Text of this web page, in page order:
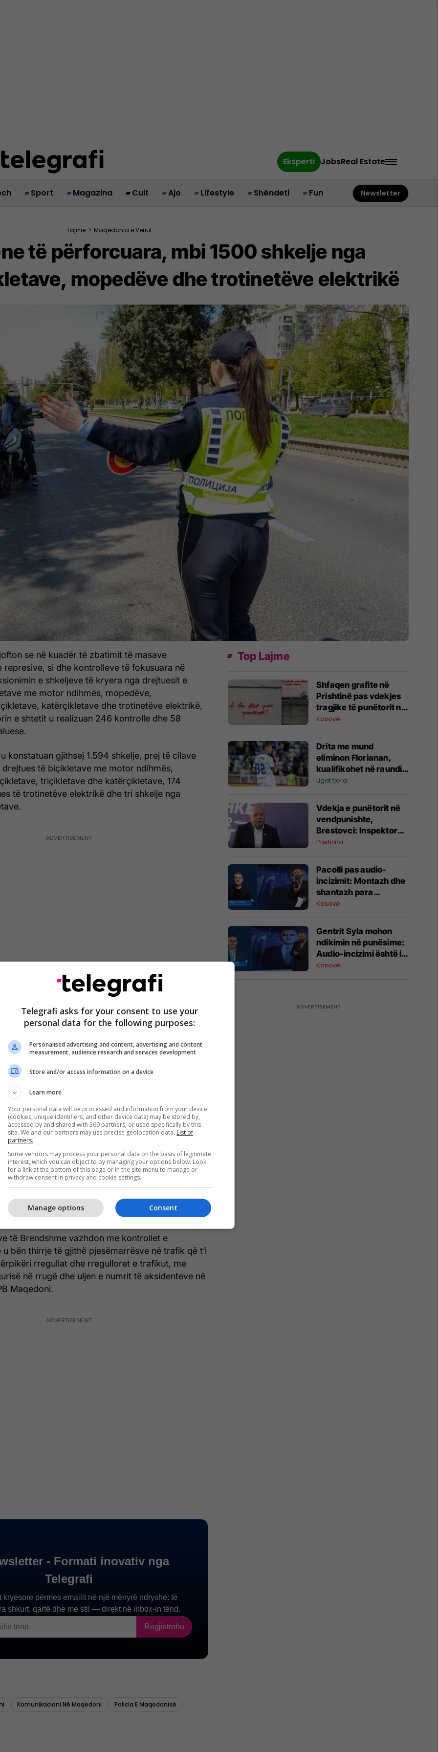
Eksperti JobsReal Estate
Sport Magazina Cult Ajo Lifestyle Shëndeti Fun Newsletter
Lajme > Maqedonia e Veriut
të përforcuara, mbi 1500 shkelje nga
mopedëve dhe trotinetëve elektrikë
se në kuadër të zbatimit të masave
represive, si dhe kontrolleve të fokusuara në
e shkeljeve të kryera nga drejtuesit e
me motor ndihmës, mopedëve,
katërçikletave dhe trotinetëve elektrikë,
e shtetit u realizuan 246 kontrolle dhe 58
konstatuan gjithsej 1.594 shkelje, prej të cilave
drejtues të biçikletave me motor ndihmës,
triçikletave dhe katërçikletave, 174
të trotinetëve elektrikë dhe tri shkelje nga
te drejtuesit e mopedëve, motoçikletave,
ishin: mosmbajtja e helmetës
– 962 shkelje, drejtimi i mjetit nën ndikimin e
dhe drejtimi pa leje përkatëse – 70 shkelje. Në
të ndërmarra, janë konfiskuar 41 motoçikleta".
elektrikë, më së shpeshti u konstatuan
mosshfrytëzimit të shtegut për biçikleta, korsisë
ose sipërfaqeve të tjera të dedikuara për
(neni 103-a paragrafi 1) – 63 shkelje, heqjes
kapjes pas një mjeti tjetër, transportimit,
së objekteve, si dhe përdorimit të pajisjeve
(neni 103-b paragrafi 1) – 17 shkelje,
rrugore ku nuk lejohet qarkullimi me trotinet
paragrafi 5) – 15 shkelje dhe drejtimit nga
14-vjeçare (neni 103-v paragrafi 1) – 14 shkelje.
të ndërmarra, 10 drejtues të trotinetëve
me shkrim".
të Brendshme vazhdon me kontrollet e
u bën thirrje të gjithë pjesëmarrësve në trafik që t’i
rregullat dhe rregulloret e trafikut, me
në rrugë dhe uljen e numrit të aksidenteve në
Maqedoni.
Top Lajme
Shfaqen grafite në
Prishtinë pas vdekjes
tragjike të punëtorit në
vendpunishte
Kosovë
Drita me mund
eliminon Florianan,
kualifikohet në raundin
tjetër
Ligat tjera
Vdekja e punëtorit në
vendpunishte,
Brestovci: Inspektorati
i Kryeqytetit nuk është
kontrollin teknik të
vinçit
Prishtina
Pacolli pas audio-
incizimit: Montazh dhe
shantazh para
Kuvendit, asgjë më
Kosovë
Gentrit Syla mohon
ndikimin në punësime:
Audio-incizimi është i
manipuluar dhe
Kosovë
Telegrafi asks for your consent to use your
personal data for the following purposes:
Personalised advertising and content, advertising and content
measurement, audience research and services development
Store and/or access information on a device
Learn more
Your personal data will be processed and information from your device
(cookies, unique identifiers, and other device data) may be stored by,
accessed by and shared with 369 partners, or used specifically by this
site. We and our partners may use precise geolocation data. List of
partners.
Some vendors may process your personal data on the basis of legitimate
interest, which you can object to by managing your options below. Look
for a link at the bottom of this page or in the site menu to manage or
withdraw consent in privacy and cookie settings.
Consent
Manage options